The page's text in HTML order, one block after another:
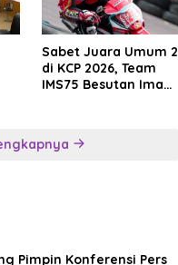
Sabet Juara Umum 2
di KCP 2026, Team
IMS75 Besutan Iman
Pimpin Konferensi Pers